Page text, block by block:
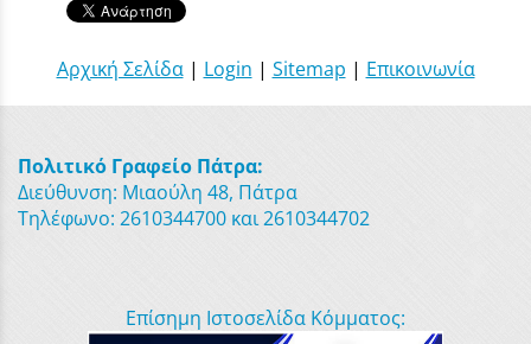
Αρχική Σελίδα| Login | Sitemap | Επικοινωνία
Πολιτικό Γραφείο Πάτρα:
Διεύθυνση: Μιαούλη 48, Πάτρα
Τηλέφωνο: 2610344700 και 2610344702
Επίσημη Ιστοσελίδα Κόμματος: